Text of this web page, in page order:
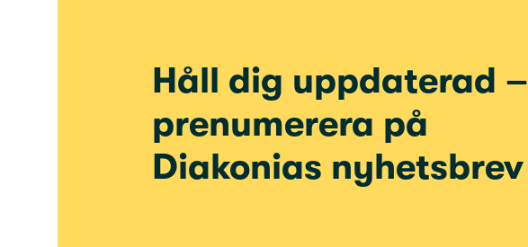
Håll dig uppdaterad –
prenumerera på
Diakonias nyhetsbrev